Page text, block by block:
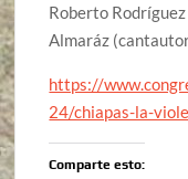
Roberto Rodríguez
Almaráz
https://
24/chiapas-la-
Comparte esto: